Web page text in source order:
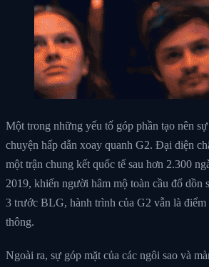
Một trong những yếu tố góp phần tạo nên
chuyện hấp dẫn xoay quanh G2. Đại diện
một trận chung kết quốc tế sau hơn 2.300
2019, khiến người hâm mộ toàn cầu đổ dồn
3 trước BLG, hành trình của G2 vẫn là điểm
thông.
Ngoài ra, sự góp mặt của các ngôi sao và